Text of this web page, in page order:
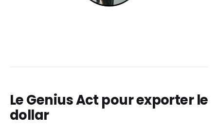
Le Genius Act pour exporter le
dollar